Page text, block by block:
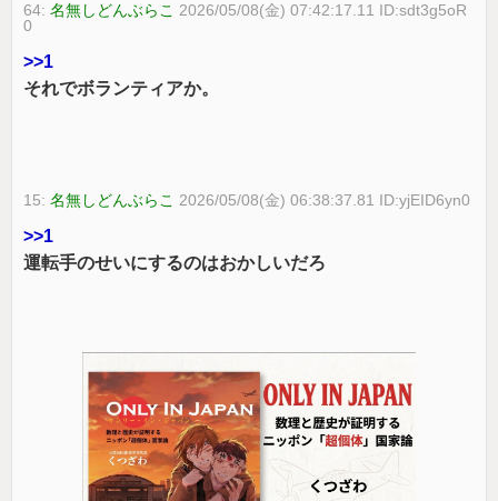
64:名無しどんぶらこ 2026/05/08(金) 07:42:17.11 ID:sdt3g5oR
0
>>1
それでボランティアか。
15:名無しどんぶらこ 2026/05/08(金) 06:38:37.81 ID:yjEID6yn0
>>1
運転手のせいにするのはおかしいだろ